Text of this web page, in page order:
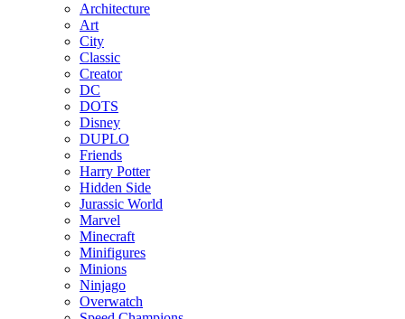
Architecture
Art
City
Classic
Creator
DC
DOTS
Disney
DUPLO
Friends
Harry Potter
Hidden Side
Jurassic World
Marvel
Minecraft
Minifigures
Minions
Ninjago
Overwatch